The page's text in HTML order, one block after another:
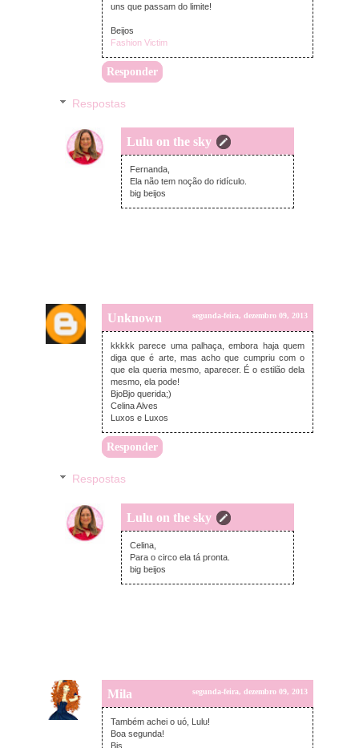
uns que passam do limite!
Beijos
Fashion Victim
Responder
Respostas
Lulu on the sky
terça-feira, dezembro 10, 2013
Fernanda,
Ela não tem noção do ridículo.
big beijos
Unknown segunda-feira, dezembro 09, 2013
kkkkk parece uma palhaça, embora haja quem
diga que é arte, mas acho que cumpriu com o
que ela queria mesmo, aparecer. É o estilão dela
mesmo, ela pode!
BjoBjo querida;)
Celina Alves
Luxos e Luxos
Responder
Respostas
Lulu on the sky
terça-feira, dezembro 10, 2013
Celina,
Para o circo ela tá pronta.
big beijos
Mila segunda-feira, dezembro 09, 2013
Também achei o uó, Lulu!
Boa segunda!
Bjs